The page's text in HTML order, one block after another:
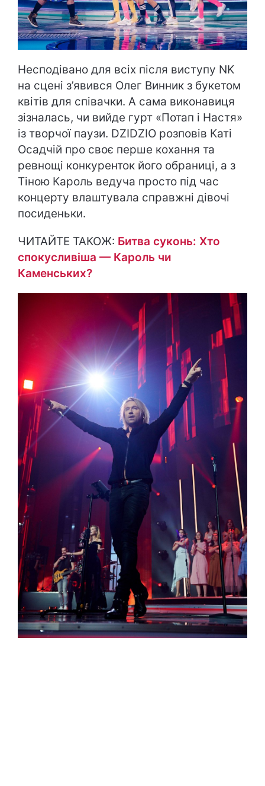
Несподівано для всіх після виступу NK
на сцені з’явився Олег Винник з букетом
квітів для співачки. А сама виконавиця
зізналась, чи вийде гурт «Потап і Настя»
із творчої паузи. DZIDZIO розповів Каті
Осадчій про своє перше кохання та
ревнощі конкуренток його обраниці, а з
Тіною Кароль ведуча просто під час
концерту влаштувала справжні дівочі
посиденьки.
ЧИТАЙТЕ ТАКОЖ: Битва суконь: Хто
спокусливіша — Кароль чи
Каменських?